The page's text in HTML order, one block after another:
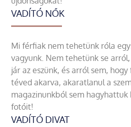
VADÍTÓ NŐK
Mi férfiak nem tehetünk róla
vagyunk. Nem tehetünk se
jár az eszünk, és arról sem,
téved akarva, akaratlanul a
magazinunkból sem
fotóit!
VADÍTÓ DIVAT